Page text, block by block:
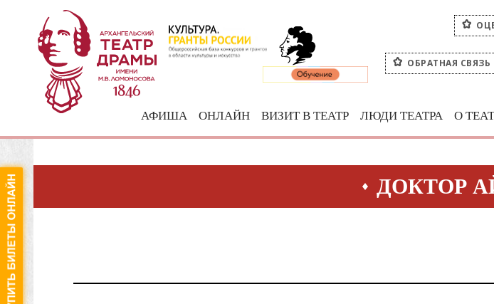
ОБРАТНАЯ СВЯЗЬ
АФИША ОНЛАЙН ВИЗИТ В ТЕАТР ЛЮДИ ТЕАТРА О
ДОКТОР